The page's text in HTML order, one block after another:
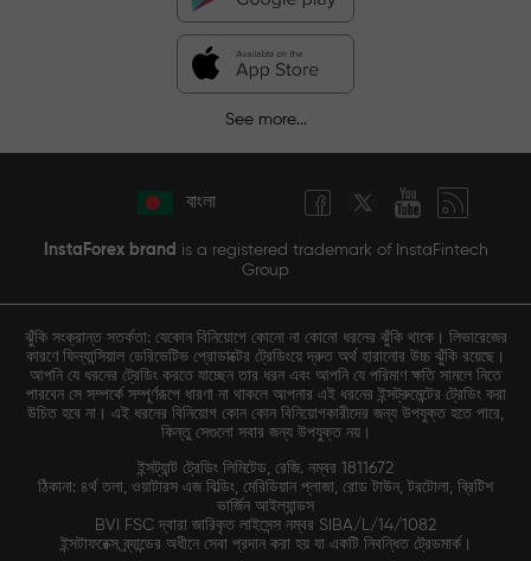
See more...
বাংলা
InstaForex brand is a registered trademark of InstaFintech
Group
ঝুঁকি সংক্রান্ত সতর্কতা: যেকোন বিনিয়োগে কোনো না কোনো ধরনের ঝুঁকি থাকে। লিভারেজের
কারণে ফিন্যান্সিয়াল ডেরিভেটিভ প্রোডাক্টের ট্রেডিংয়ে দ্রুত অর্থ হারানোর উচ্চ ঝুঁকি রয়েছে।
আপনি যে ধরনের ট্রেডিং করতে যাচ্ছেন তার ধরন এবং আপনি যে পরিমাণ ক্ষতি সামলে নিতে
পারবেন সে সম্পর্কে সম্পূর্ণরূপে ধারণা না থাকলে আপনার এই ধরনের ইন্সট্রুমেন্টের ট্রেডিং করা
উচিত হবে না। এই ধরনের বিনিয়োগ কোন কোন বিনিয়োগকারীদের জন্য উপযুক্ত হতে পারে,
কিন্তু সেগুলো সবার জন্য উপযুক্ত নয়।
ইন্সট্যান্ট ট্রেডিং লিমিটেড, রেজি. নম্বর 1811672
ঠিকানা: ৪র্থ তলা, ওয়াটারস এজ বিল্ডিং, মেরিডিয়ান প্লাজা, রোড টাউন, টরটোলা, ব্রিটিশ
ভার্জিন আইল্যান্ডস
BVI FSC দ্বারা জারিকৃত লাইসেন্স নম্বর SIBA/L/14/1082
ইন্সটাফরেক্স ব্র্যান্ডের অধীনে সেবা প্রদান করা হয় যা একটি নিবন্ধিত ট্রেডমার্ক।